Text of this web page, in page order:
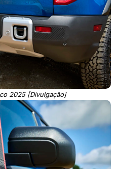
2025 [Divulgação]